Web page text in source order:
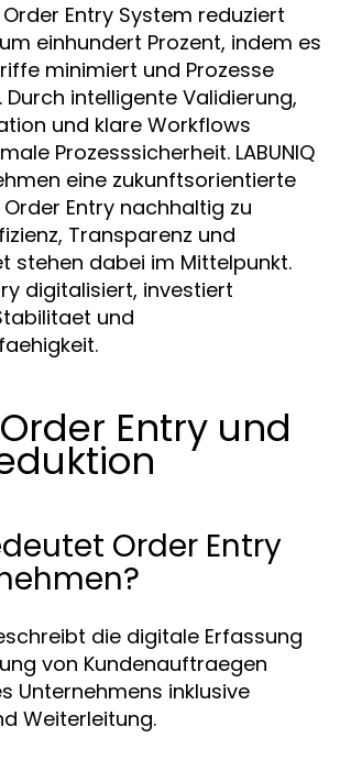
Entry System reduziert
einhundert Prozent, indem es
minimiert und Prozesse
intelligente Validierung,
und klare Workflows
Prozesssicherheit. LABUNIQ
eine zukunftsorientierte
Entry nachhaltig zu
Transparenz und
stehen dabei im Mittelpunkt.
digitalisiert, investiert
und
Entry und
Order Entry
die digitale Erfassung
von Kundenauftraegen
Unternehmens inklusive
Weiterleitung.